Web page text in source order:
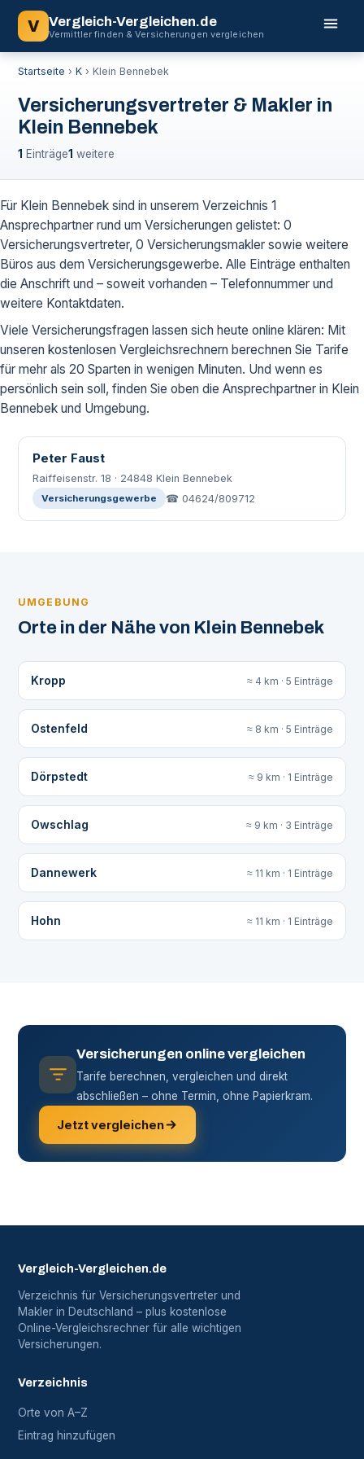
V Vergleich-Vergleichen.de
Vermittler finden & Versicherungen vergleichen
Startseite › K › Klein Bennebek
Versicherungsvertreter & Makler in
Klein Bennebek
1 Einträge1 weitere
Für Klein Bennebek sind in unserem Verzeichnis 1
Ansprechpartner rund um Versicherungen gelistet: 0
Versicherungsvertreter, 0 Versicherungsmakler sowie weitere
Büros aus dem Versicherungsgewerbe. Alle Einträge enthalten
die Anschrift und – soweit vorhanden – Telefonnummer und
weitere Kontaktdaten.
Viele Versicherungsfragen lassen sich heute online klären: Mit
unseren kostenlosen Vergleichsrechnern berechnen Sie Tarife
für mehr als 20 Sparten in wenigen Minuten. Und wenn es
persönlich sein soll, finden Sie oben die Ansprechpartner in Klein
Bennebek und Umgebung.
Peter Faust
Raiffeisenstr. 18 · 24848 Klein Bennebek
Versicherungsgewerbe ☎ 04624/809712
UMGEBUNG
Orte in der Nähe von Klein Bennebek
Kropp ≈ 4 km · 5 Einträge
Ostenfeld ≈ 8 km · 5 Einträge
Dörpstedt ≈ 9 km · 1 Einträge
Owschlag ≈ 9 km · 3 Einträge
Dannewerk ≈ 11 km · 1 Einträge
Hohn ≈ 11 km · 1 Einträge
Versicherungen online vergleichen
Tarife berechnen, vergleichen und direkt
abschließen – ohne Termin, ohne Papierkram.
Jetzt vergleichen
Vergleich-Vergleichen.de
Verzeichnis für Versicherungsvertreter und
Makler in Deutschland – plus kostenlose
Online-Vergleichsrechner für alle wichtigen
Versicherungen.
Verzeichnis
Orte von A–Z
Eintrag hinzufügen